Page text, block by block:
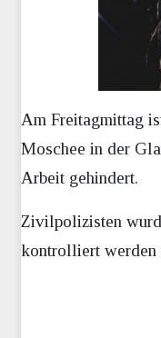
Am Freitagmittag
Moschee in der
Arbeit gehindert.
Zivilpolizisten
kontrolliert werden